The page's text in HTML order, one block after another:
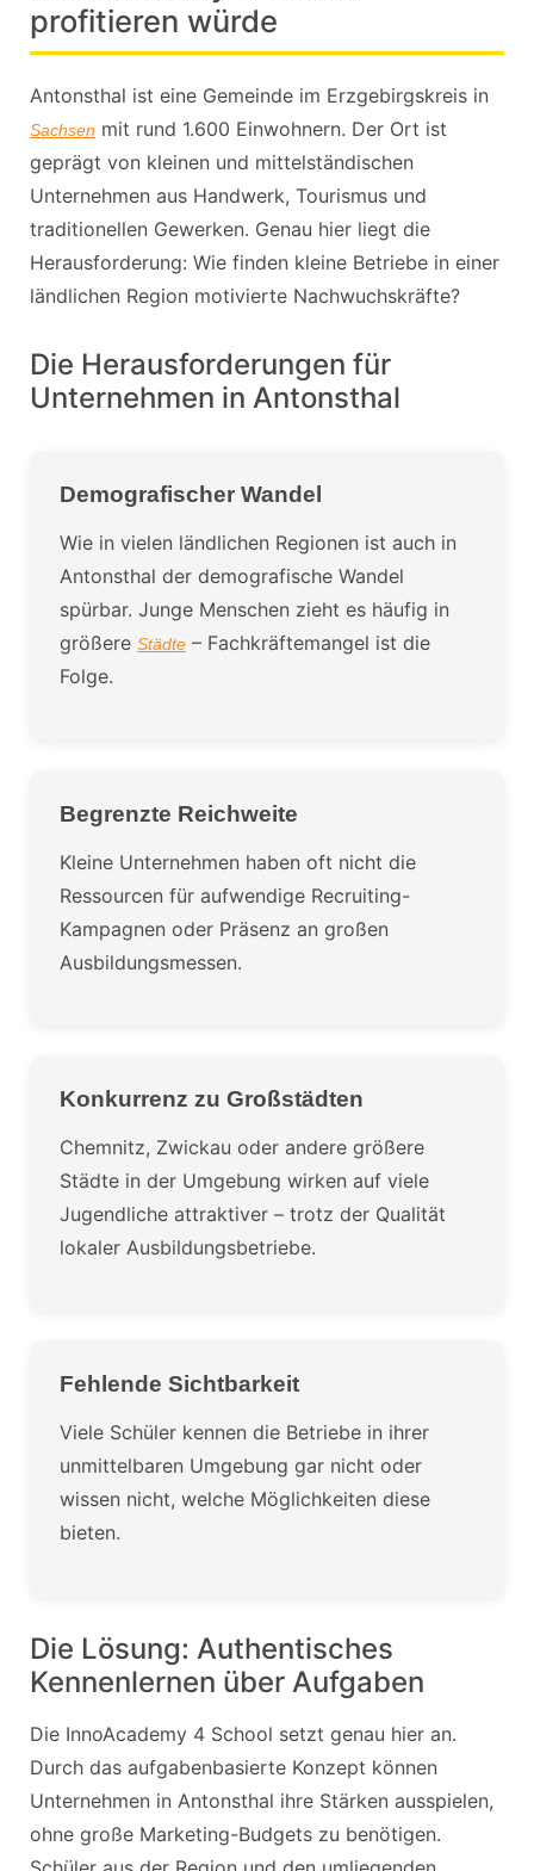
profitieren würde
Antonsthal ist eine Gemeinde im Erzgebirgskreis in
Sachsen mit rund 1.600 Einwohnern. Der Ort ist
geprägt von kleinen und mittelständischen
Unternehmen aus Handwerk, Tourismus und
traditionellen Gewerken. Genau hier liegt die
Herausforderung: Wie finden kleine Betriebe in einer
ländlichen Region motivierte Nachwuchskräfte?
Die Herausforderungen für
Unternehmen in Antonsthal
Demografischer Wandel
Wie in vielen ländlichen Regionen ist auch in
Antonsthal der demografische Wandel
spürbar. Junge Menschen zieht es häufig in
größere Städte – Fachkräftemangel ist die
Folge.
Begrenzte Reichweite
Kleine Unternehmen haben oft nicht die
Ressourcen für aufwendige Recruiting-
Kampagnen oder Präsenz an großen
Ausbildungsmessen.
Konkurrenz zu Großstädten
Chemnitz, Zwickau oder andere größere
Städte in der Umgebung wirken auf viele
Jugendliche attraktiver – trotz der Qualität
lokaler Ausbildungsbetriebe.
Fehlende Sichtbarkeit
Viele Schüler kennen die Betriebe in ihrer
unmittelbaren Umgebung gar nicht oder
wissen nicht, welche Möglichkeiten diese
bieten.
Die Lösung: Authentisches
Kennenlernen über Aufgaben
Die InnoAcademy 4 School setzt genau hier an.
Durch das aufgabenbasierte Konzept können
Unternehmen in Antonsthal ihre Stärken ausspielen,
ohne große Marketing-Budgets zu benötigen.